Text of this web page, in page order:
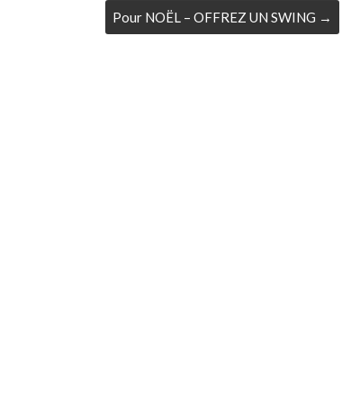
Pour NOËL – OFFREZ UN SWING →